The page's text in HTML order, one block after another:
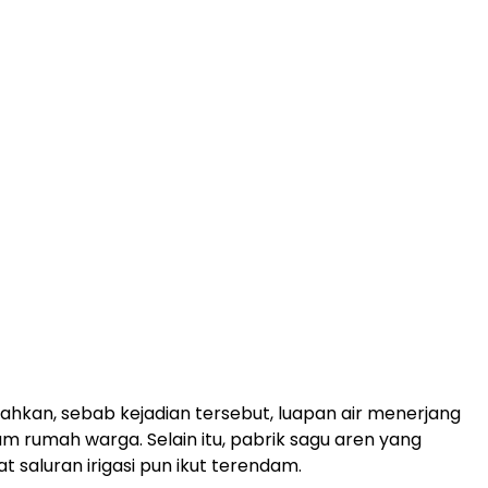
sebab kejadian tersebut, luapan air menerjang
rumah warga. Selain itu, pabrik sagu aren yang
saluran irigasi pun ikut terendam.